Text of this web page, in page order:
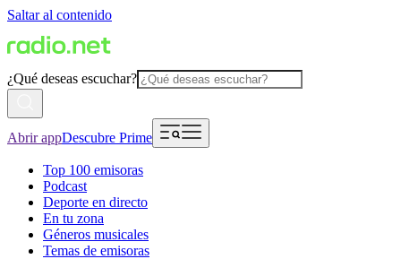
Saltar al contenido
¿Qué deseas escuchar?
Abrir appDescubre Prime
Top 100 emisoras
Podcast
Deporte en directo
En tu zona
Géneros musicales
Temas de emisoras